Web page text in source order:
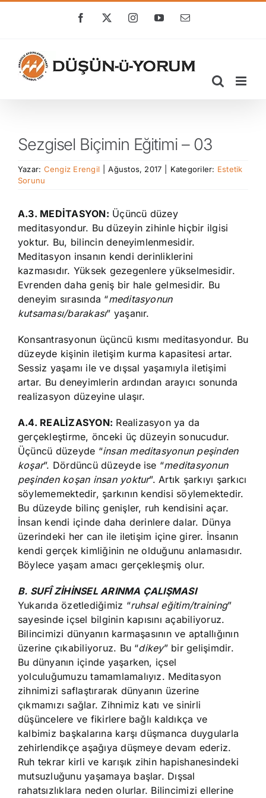
Facebook
X InstagramYouTube
E-
Sezgisel Biçimin Eğitimi – 03
Yazar: Cengiz Erengil Ağustos, 2017 Kategoriler: Estetik
Sorunu
A.3. MEDİTASYON: Üçüncü düzey
meditasyondur. Bu düzeyin zihinle hiçbir ilgisi
yoktur. Bu, bilincin deneyimlenmesidir.
Meditasyon insanın kendi derinliklerini
kazmasıdır. Yüksek gezegenlere yükselmesidir.
Evrenden daha geniş bir hale gelmesidir. Bu
deneyim sırasında “meditasyonun
kutsaması/barakası” yaşanır.
Konsantrasyonun üçüncü kısmı meditasyondur. Bu
düzeyde kişinin iletişim kurma kapasitesi artar.
Sessiz yaşamı ile ve dışsal yaşamıyla iletişimi
artar. Bu deneyimlerin ardından arayıcı sonunda
realizasyon düzeyine ulaşır.
A.4. REALİZASYON: Realizasyon ya da
gerçekleştirme, önceki üç düzeyin sonucudur.
Üçüncü düzeyde “insan meditasyonun peşinden
koşar”. Dördüncü düzeyde ise “meditasyonun
peşinden koşan insan yoktur”. Artık şarkıyı şarkıcı
söylememektedir, şarkının kendisi söylemektedir.
Bu düzeyde bilinç genişler, ruh kendisini açar.
İnsan kendi içinde daha derinlere dalar. Dünya
üzerindeki her can ile iletişim içine girer. İnsanın
kendi gerçek kimliğinin ne olduğunu anlamasıdır.
Böylece yaşam amacı gerçekleşmiş olur.
B. SUFÎ ZİHİNSEL ARINMA ÇALIŞMASI
Yukarıda özetlediğimiz “ruhsal eğitim/training”
sayesinde içsel bilginin kapısını açabiliyoruz.
Bilincimizi dünyanın karmaşasının ve aptallığının
üzerine çıkabiliyoruz. Bu “dikey” bir gelişimdir.
Bu dünyanın içinde yaşarken, içsel
yolculuğumuzu tamamlamalıyız. Meditasyon
zihnimizi saflaştırarak dünyanın üzerine
çıkmamızı sağlar. Zihnimiz katı ve sinirli
düşüncelere ve fikirlere bağlı kaldıkça ve
kalbimiz başkalarına karşı düşmanca duygularla
zehirlendikçe aşağıya düşmeye devam ederiz.
Ruh tekrar kirli ve karışık zihin hapishanesindeki
mutsuzluğunu yaşamaya başlar. Dışsal
rahatsızlıklara neden olurlar. Bilincimizi ellerine